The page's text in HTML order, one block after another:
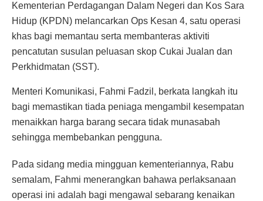
Kementerian Perdagangan Dalam Negeri dan Kos Sara
Hidup (KPDN) melancarkan Ops Kesan 4, satu operasi
khas bagi memantau serta membanteras aktiviti
pencatutan susulan peluasan skop Cukai Jualan dan
Perkhidmatan (SST).
Menteri Komunikasi, Fahmi Fadzil, berkata langkah itu
bagi memastikan tiada peniaga mengambil kesempatan
menaikkan harga barang secara tidak munasabah
sehingga membebankan pengguna.
Pada sidang media mingguan kementeriannya, Rabu
semalam, Fahmi menerangkan bahawa perlaksanaan
operasi ini adalah bagi mengawal sebarang kenaikan